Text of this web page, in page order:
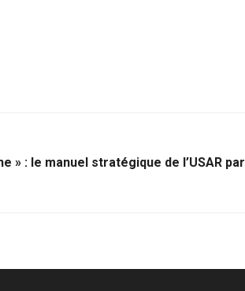
» : le manuel stratégique de l’USAR par